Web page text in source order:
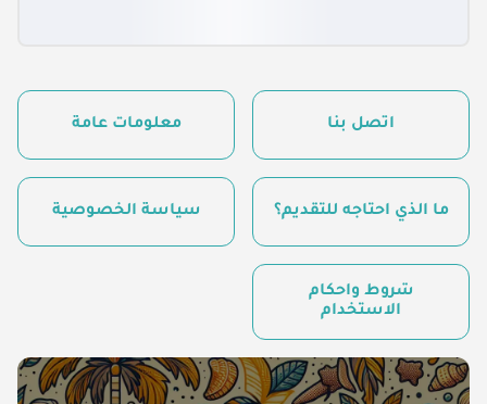
اتصل بنا معلومات عامة
ما الذي أحتاجه للتقديم؟ سياسة الخصوصية
شروط وأحكام
الاستخدام